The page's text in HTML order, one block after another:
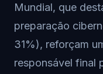
Mundial, que
preparação
31%), reforçam
responsável final